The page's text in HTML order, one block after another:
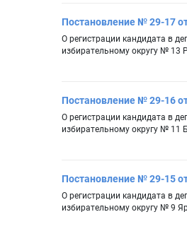
Постановление № 29-17
О регистрации кандидата в
избирательному округу № 13
Постановление № 29-16
О регистрации кандидата в
избирательному округу № 11
Постановление № 29-15
О регистрации кандидата в
избирательному округу № 9